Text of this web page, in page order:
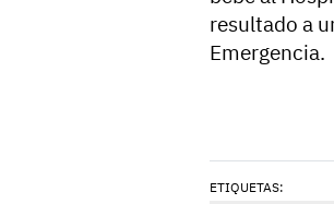
resultado a
Emergencia.
ETIQUETAS: